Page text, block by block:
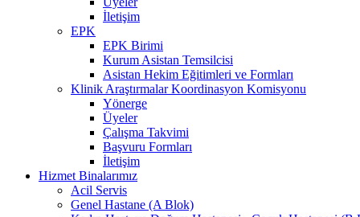
İletişim
EPK
EPK Birimi
Kurum Asistan Temsilcisi
Asistan Hekim Eğitimleri ve Formları
Klinik Araştırmalar Koordinasyon Komisyonu
Yönerge
Üyeler
Çalışma Takvimi
Başvuru Formları
İletişim
Hizmet Binalarımız
Acil Servis
Genel Hastane (A Blok)